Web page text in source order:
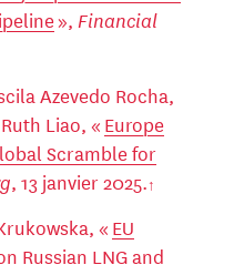
», Financial
Azevedo Rocha,
Liao, « Europe
Scramble for
, 13 janvier 2025.
« EU
Russian LNG and